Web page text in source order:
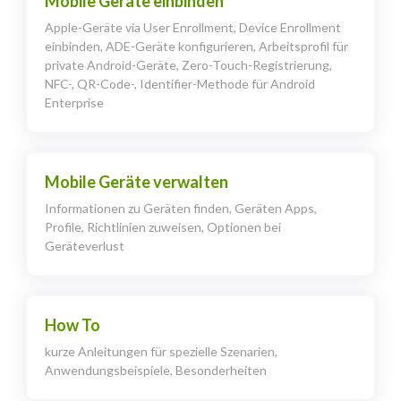
Apple-Geräte via User Enrollment, Device Enrollment
einbinden, ADE-Geräte konfigurieren, Arbeitsprofil für
private Android-Geräte, Zero-Touch-Registrierung,
NFC-, QR-Code-, Identifier-Methode für Android
Enterprise
Mobile Geräte verwalten
Informationen zu Geräten finden, Geräten Apps,
Profile, Richtlinien zuweisen, Optionen bei
Geräteverlust
How To
kurze Anleitungen für spezielle Szenarien,
Anwendungsbeispiele, Besonderheiten